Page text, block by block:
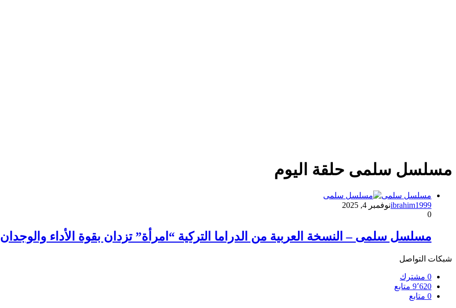
مسلسل سلمى حلقة اليوم
مسلسل سلمى
ibrahim1999نوفمبر 4, 2025
0
مسلسل سلمى – النسخة العربية من الدراما التركية “امرأة” تزدان بقوة الأداء والوجدان
شبكات التواصل
0 مشترك
9٬620 متابع
0 متابع